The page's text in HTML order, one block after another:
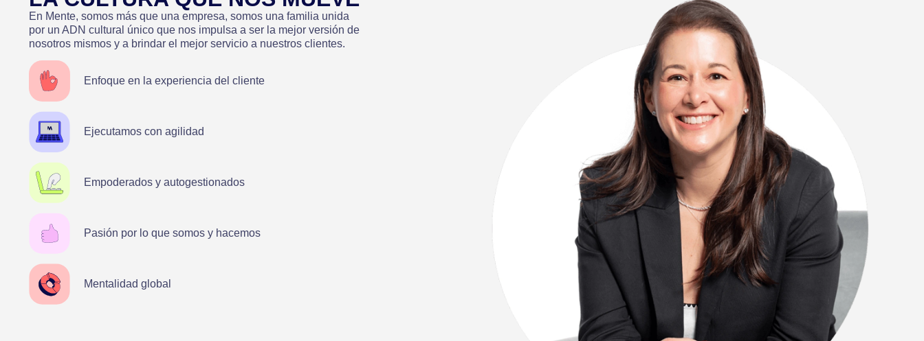
En Mente, somos más que una empresa, somos una familia unida
por un ADN cultural único que nos impulsa a ser la mejor versión de
nosotros mismos y a brindar el mejor servicio a nuestros clientes.
Enfoque en la experiencia del cliente
Ejecutamos con agilidad
Empoderados y autogestionados
Pasión por lo que somos y hacemos
Mentalidad global